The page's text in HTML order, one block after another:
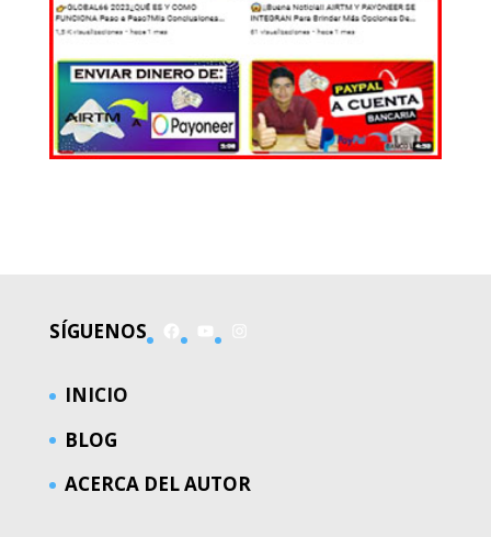
SÍGUENOS
INICIO
BLOG
ACERCA DEL AUTOR